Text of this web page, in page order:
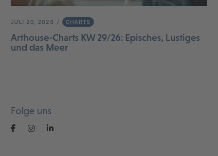
JULI 20, 2026 CHARTS
Arthouse-Charts KW 29/26: Episches, Lustiges
und das Meer
Folge uns